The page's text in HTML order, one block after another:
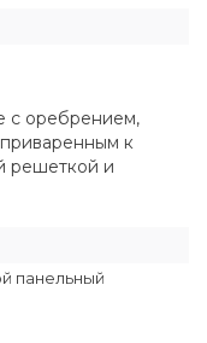
с оребрением,
к
решеткой и
панельный